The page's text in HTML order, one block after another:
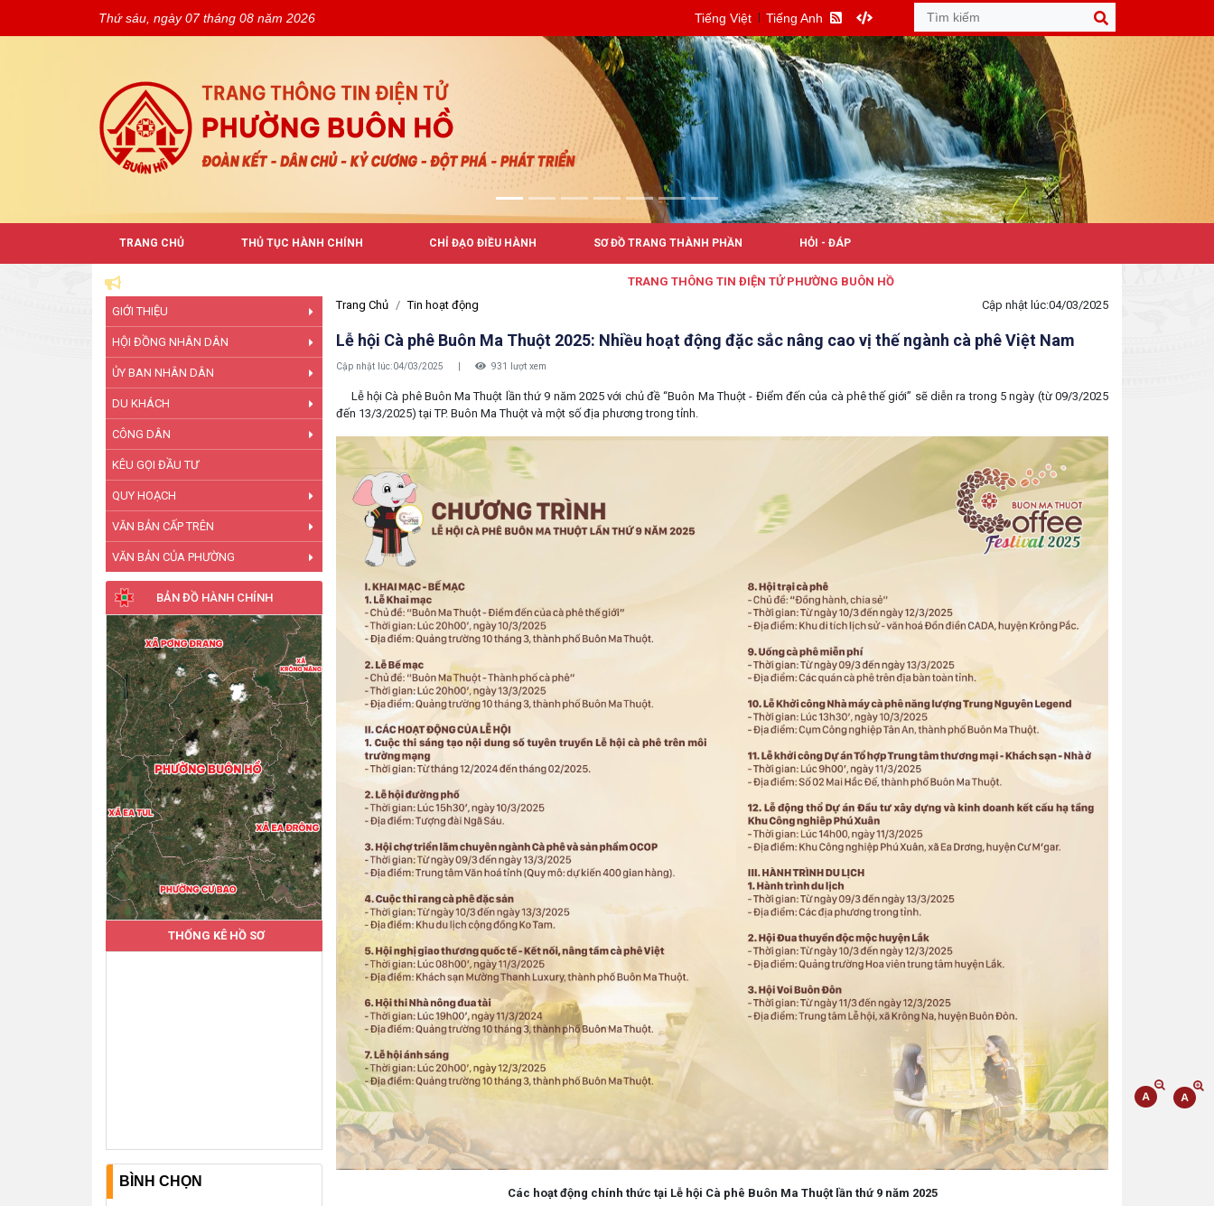
Thứ sáu, ngày 07 tháng 08 năm 2026 Tiếng Việt Tiếng Anh
TRANG CHỦ THỦ TỤC HÀNH CHÍNH CHỈ ĐẠO ĐIỀU HÀNH SƠ ĐỒ TRANG THÀNH PHẦN HỎI - ĐÁP
TRANG THÔNG TIN ĐIỆN TỬ PHƯỜNG BUÔN HỒ
GIỚI THIỆU
HỘI ĐỒNG NHÂN DÂN
ỦY BAN NHÂN DÂN
DU KHÁCH
CÔNG DÂN
KÊU GỌI ĐẦU TƯ
QUY HOẠCH
VĂN BẢN CẤP TRÊN
VĂN BẢN CỦA PHƯỜNG
BẢN ĐỒ HÀNH CHÍNH
THỐNG KÊ HỒ SƠ
BÌNH CHỌN
Trang Chủ Tin hoạt động Cập nhật lúc:04/03/2025
Lễ hội Cà phê Buôn Ma Thuột 2025: Nhiều hoạt động đặc sắc nâng cao vị thế ngành cà phê Việt Nam
Cập nhật lúc:04/03/2025 | 931 lượt xem
Lễ hội Cà phê Buôn Ma Thuột lần thứ 9 năm 2025 với chủ đề “Buôn Ma Thuột - Điểm đến của cà phê thế giới” sẽ diễn ra trong 5 ngày (từ 09/3/2025
đến 13/3/2025) tại TP. Buôn Ma Thuột và một số địa phương trong tỉnh.
Các hoạt động chính thức tại Lễ hội Cà phê Buôn Ma Thuột lần thứ 9 năm 2025